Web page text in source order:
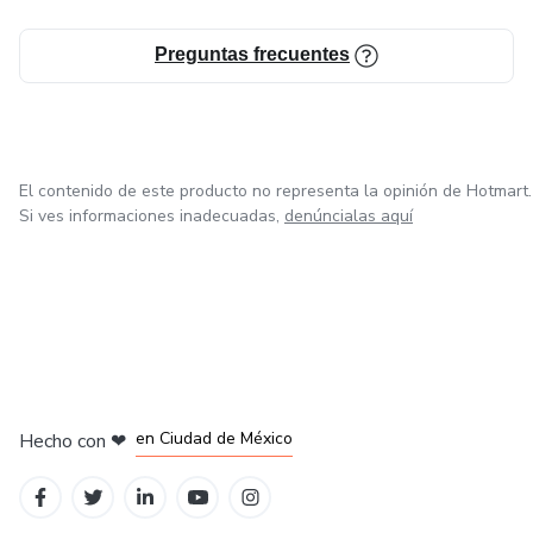
438 431) para compartir su sabiduría contigo.
los secretos que te esperan.
Preguntas frecuentes
El contenido de este producto no representa la opinión de Hotmart.
Si ves informaciones inadecuadas, denúncialas aquí
Hecho con ❤ en Ciudad de México